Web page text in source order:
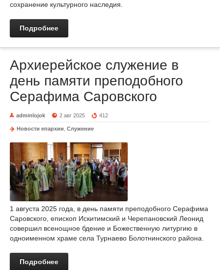
сохранение культурного наследия.
Подробнее
Архиерейское служение в
день памяти преподобного
Серафима Саровского
adminlojok 2 авг 2025 412
Новости епархии Служение
1 августа 2025 года, в день памяти преподобного Серафима
Саровского, епископ Искитимский и Черепановский Леонид
совершил всенощное бдение и Божественную литургию в
одноименном храме села Турнаево Болотнинского района.
Подробнее